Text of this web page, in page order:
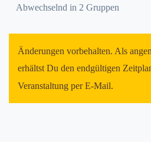
Abwechselnd in 2 Gruppen
Änderungen vorbehalten. Als
erhältst Du den endgültigen
Veranstaltung per E-Mail.